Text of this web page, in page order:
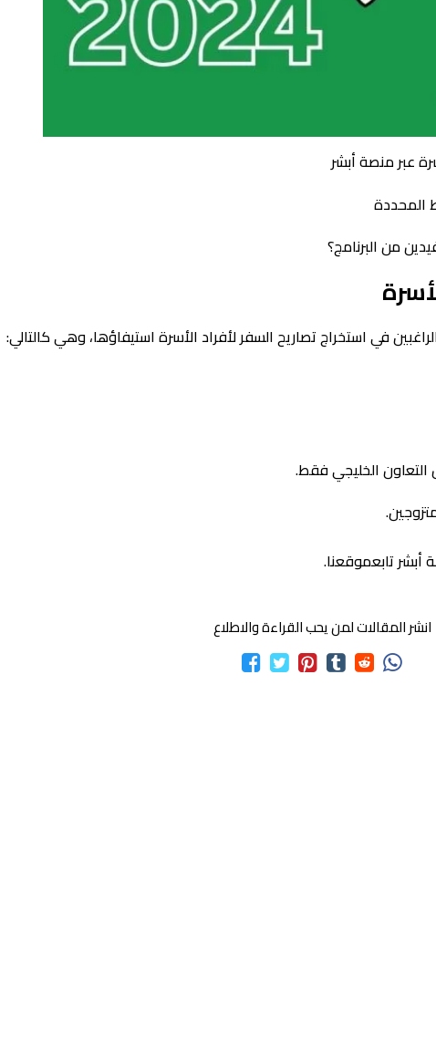
عبر منصة أبشر
المحددة
من البرنامج؟
في استخراج تصاريح السفر لأفراد الأسرة استيفاؤها، وهي كالتالي:
الخليجي فقط.
تابعموقعنا.
انشر المقالات لمن يحب القراءة والاطلاع